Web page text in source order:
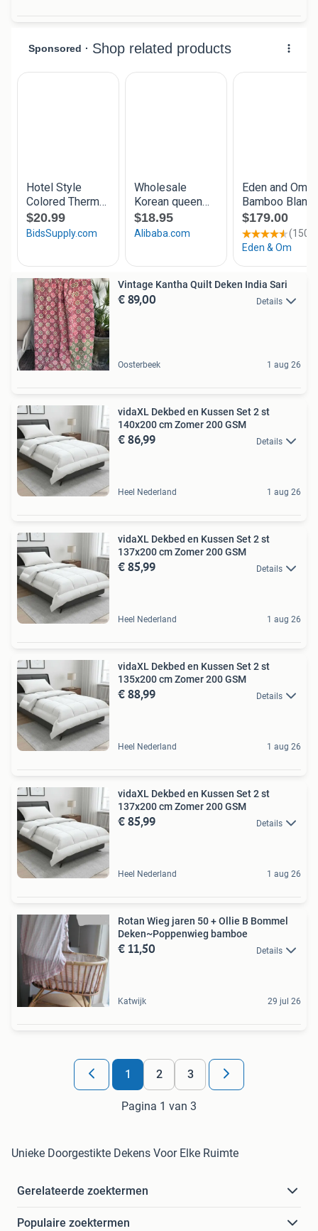
Vintage Kantha Quilt Deken India Sari
€ 89,00 Details
Oosterbeek 1 aug 26
vidaXL Dekbed en Kussen Set 2 st
140x200 cm Zomer 200 GSM
€ 86,99 Details
Heel Nederland 1 aug 26
vidaXL Dekbed en Kussen Set 2 st
137x200 cm Zomer 200 GSM
€ 85,99 Details
Heel Nederland 1 aug 26
vidaXL Dekbed en Kussen Set 2 st
135x200 cm Zomer 200 GSM
€ 88,99 Details
Heel Nederland 1 aug 26
vidaXL Dekbed en Kussen Set 2 st
137x200 cm Zomer 200 GSM
€ 85,99 Details
Heel Nederland 1 aug 26
Rotan Wieg jaren 50 + Ollie B Bommel
Deken~Poppenwieg bamboe
€ 11,50 Details
Katwijk 29 jul 26
1 2 3
Pagina 1 van 3
Unieke Doorgestikte Dekens Voor Elke Ruimte
Gerelateerde zoektermen
Populaire zoektermen